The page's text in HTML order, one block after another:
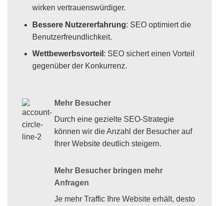
wirken vertrauenswürdiger.
Bessere Nutzererfahrung: SEO optimiert die
Benutzerfreundlichkeit.
Wettbewerbsvorteil : SEO sichert einen Vorteil
gegenüber der Konkurrenz.
Mehr Besucher
Durch eine gezielte SEO-Strategie
können wir die Anzahl der Besucher auf
Ihrer Website deutlich steigern.
Mehr Besucher bringen mehr
Anfragen
Je mehr Traffic Ihre Website erhält, desto